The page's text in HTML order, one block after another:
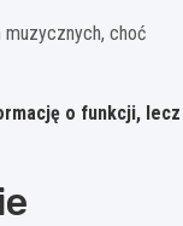
choć
o funkcji, lecz